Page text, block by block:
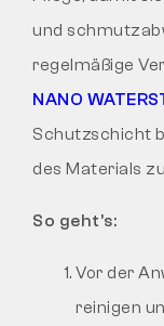
und
regelmäßige
NANO
Schutzschicht
des Materials
So geht’s:
Vor der
reinigen